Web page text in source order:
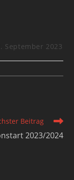
September 2023
Beitrag
2023/2024